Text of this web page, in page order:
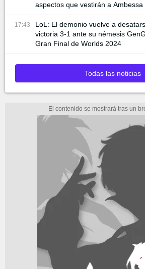
aspectos que vestirán a Ambessa
17:43
LoL: El demonio vuelve a
victoria 3-1 ante su némesis
Gran Final de Worlds 2024
Todas las noticias